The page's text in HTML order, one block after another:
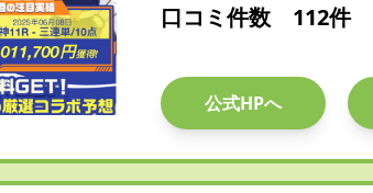
口コミ件数 112件
公式HPへ